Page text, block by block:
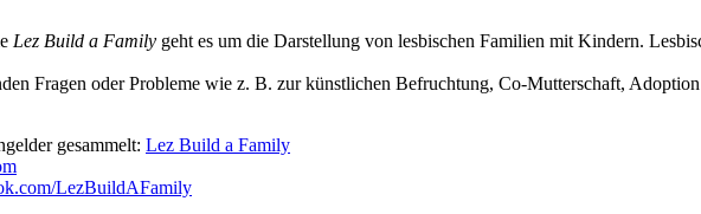
Lez Build a Family geht es um die Darstellung von lesbischen Familien mit Kindern.
Fragen oder Probleme wie z. B. zur künstlichen Befruchtung, Co-Mutterschaft,
gesammelt: Lez Build a Family
LezBuildAFamily